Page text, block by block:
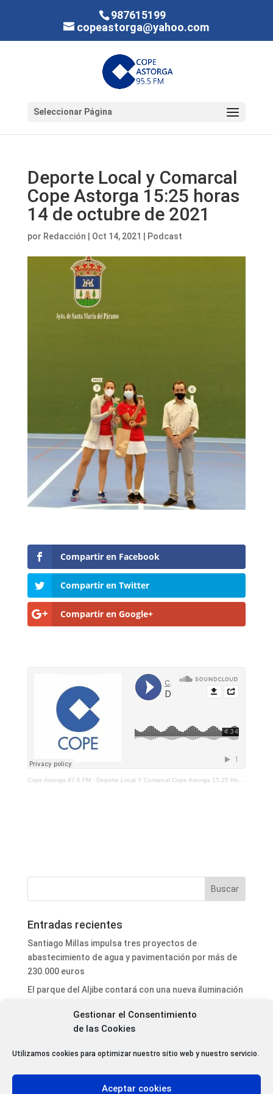
Gestionar el Consentimiento
de las Cookies
Utilizamos cookies para optimizar nuestro sitio web y nuestro servicio.
Aceptar cookies
987615199
copeastorga@yahoo.com
Seleccionar Página
Deporte Local y Comarcal
Cope Astorga 15:25 horas
14 de octubre de 2021
por Redacción Oct 14, 2021 Podcast
Compartir en Facebook
Compartir en Twitter
Compartir en Google+
Cope Astorga 87.6 FM · Deporte Local Y Comarcal Cope Astorga 15.25 Horas 14 De Octubre De 2021
Entradas recientes
Santiago Millas impulsa tres proyectos de
abastecimiento de agua y pavimentación por más de
230.000 euros
El parque del Aljibe contará con una nueva iluminación
de mantenimiento urbano
Amigos Mayores de la Catedral 2026